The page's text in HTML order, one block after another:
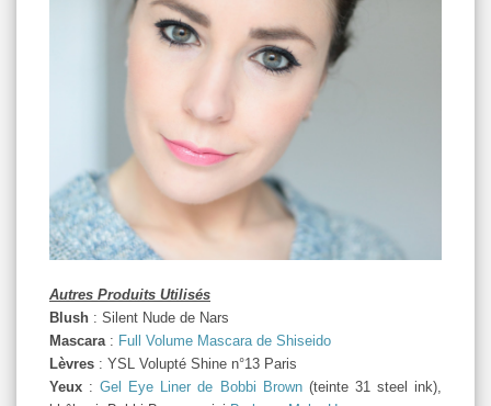
Autres Produits Utilisés
Blush : Silent Nude de Nars
Mascara : Full Volume Mascara de Shiseido
Lèvres : YSL Volupté Shine n°13 Paris
Yeux :Gel Eye Liner de Bobbi Brown(teinte 31 steel ink),